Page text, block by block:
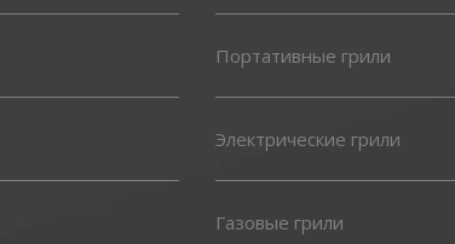
Портативные грили
Электрические грили
Газовые грили